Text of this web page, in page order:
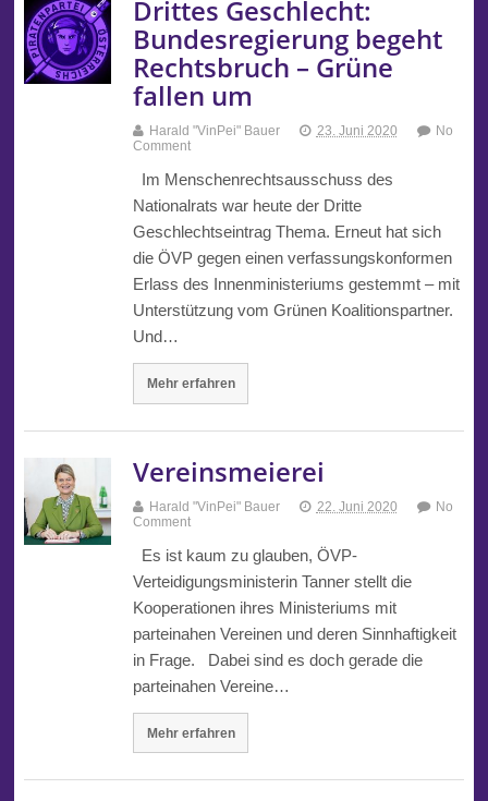
Drittes Geschlecht:
Bundesregierung begeht
Rechtsbruch – Grüne
fallen um
Harald "VinPei" Bauer 23. Juni 2020
No
Comment
Im Menschenrechtsausschuss des
Nationalrats war heute der Dritte
Geschlechtseintrag Thema. Erneut hat sich
die ÖVP gegen einen verfassungskonformen
Erlass des Innenministeriums gestemmt – mit
Unterstützung vom Grünen Koalitionspartner.
Und…
Mehr erfahren
Vereinsmeierei
Harald "VinPei" Bauer 22. Juni 2020
No
Comment
Es ist kaum zu glauben, ÖVP-
Verteidigungsministerin Tanner stellt die
Kooperationen ihres Ministeriums mit
parteinahen Vereinen und deren Sinnhaftigkeit
in Frage. Dabei sind es doch gerade die
parteinahen Vereine…
Mehr erfahren